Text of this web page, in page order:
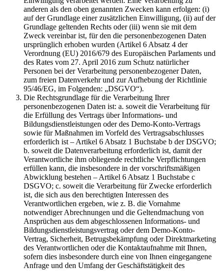
anderen als den oben genannten Zwecken kann erfolgen: (i)
auf der Grundlage einer zusätzlichen Einwilligung, (ii) auf der
Grundlage geltenden Rechts oder (iii) wenn sie mit dem
Zweck vereinbar ist, für den die personenbezogenen Daten
ursprünglich erhoben wurden (Artikel 6 Absatz 4 der
Verordnung (EU) 2016/679 des Europäischen Parlaments und
des Rates vom 27. April 2016 zum Schutz natürlicher
Personen bei der Verarbeitung personenbezogener Daten,
zum freien Datenverkehr und zur Aufhebung der Richtlinie
95/46/EG, im Folgenden: „DSGVO“).
Die Rechtsgrundlage für die Verarbeitung Ihrer
personenbezogenen Daten ist: a. soweit die Verarbeitung für
die Erfüllung des Vertrags über Informations- und
Bildungsdienstleistungen oder des Demo-Konto-Vertrags
sowie für Maßnahmen im Vorfeld des Vertragsabschlusses
erforderlich ist – Artikel 6 Absatz 1 Buchstabe b der DSGVO;
b. soweit die Datenverarbeitung erforderlich ist, damit der
Verantwortliche ihm obliegende rechtliche Verpflichtungen
erfüllen kann, die insbesondere in der vorschriftsmäßigen
Abwicklung bestehen – Artikel 6 Absatz 1 Buchstabe c
DSGVO; c. soweit die Verarbeitung für Zwecke erforderlich
ist, die sich aus den berechtigten Interessen des
Verantwortlichen ergeben, wie z. B. die Vornahme
notwendiger Abrechnungen und die Geltendmachung von
Ansprüchen aus dem abgeschlossenen Informations- und
Bildungsdienstleistungsvertrag oder dem Demo-Konto-
Vertrag, Sicherheit, Betrugsbekämpfung oder Direktmarketing
des Verantwortlichen oder die Kontaktaufnahme mit Ihnen,
sofern dies insbesondere durch eine von Ihnen eingegangene
Anfrage und den Umfang der Geschäftstätigkeit des